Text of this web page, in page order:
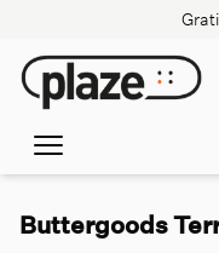
Buttergoods